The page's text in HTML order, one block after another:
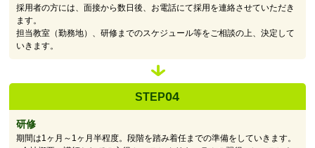
採用者の方には、面接から数日後、お電話にて採用を連絡させていただき
ます。
担当教室（勤務地）、研修までのスケジュール等をご相談の上、決定して
いきます。
STEP04
研修
期間は1ヶ月～1ヶ月半程度。段階を踏み着任までの準備をしていきます。